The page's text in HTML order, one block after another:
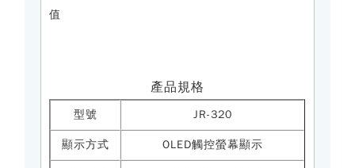
值
產品規格
型號 JR-320
顯示方式 OLED觸控螢幕顯示